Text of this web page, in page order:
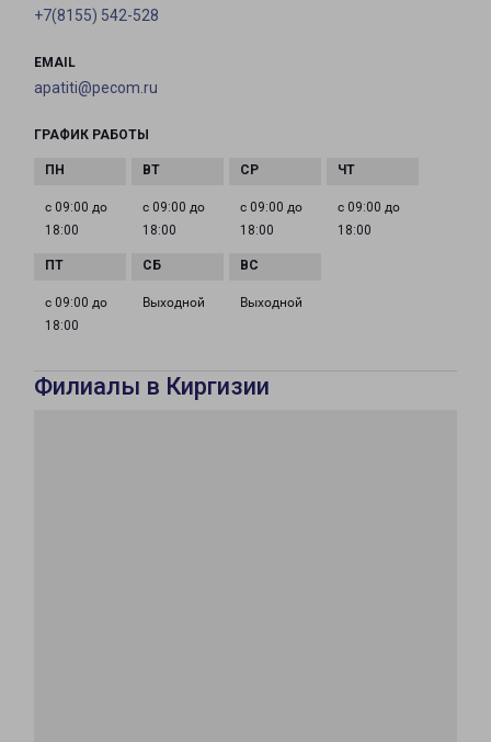
+7(8155) 542-528
EMAIL
apatiti@pecom.ru
ГРАФИК РАБОТЫ
с 09:00 до
18:00
с 09:00 до
18:00
с 09:00 до
18:00
с 09:00 до
18:00
с 09:00 до
18:00
Выходной Выходной
Филиалы в Киргизии